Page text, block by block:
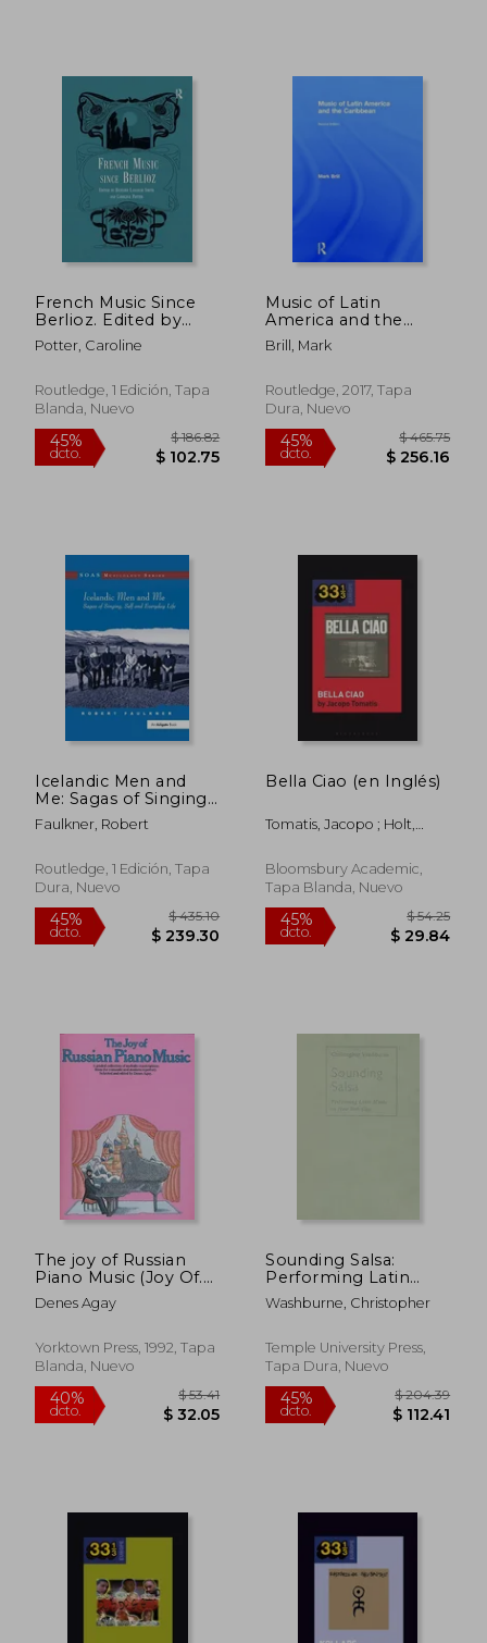
45%
French Music Since
Berlioz. Edited by
Richard Langham
Smith and Caroline
Potter, Caroline
Routledge, 1 Edición, Tapa
Blanda, Nuevo
45%
Music of Latin
America and the
Caribbean (en Inglés)
Brill, Mark
Routledge, 2017, Tapa
Dura, Nuevo
45%
Icelandic Men and
Me: Sagas of Singing,
Self and Everyday Life
(en Inglés)
Faulkner, Robert
Routledge, 1 Edición, Tapa
Dura, Nuevo
45%
dcto.
$ 435.10
$ 239.30
Bella Ciao (en Inglés)
Tomatis, Jacopo ; Holt,
Bloomsbury Academic,
Tapa Blanda, Nuevo
45%
dcto.
The joy of Russian
Piano Music (Joy Of.
Series) (en Inglés)
Denes Agay
Yorktown Press, 1992, Tapa
Blanda, Nuevo
Sounding Salsa:
Performing Latin
Music in New York
City (en Inglés)
Washburne, Christopher
Temple University Press,
Tapa Dura, Nuevo